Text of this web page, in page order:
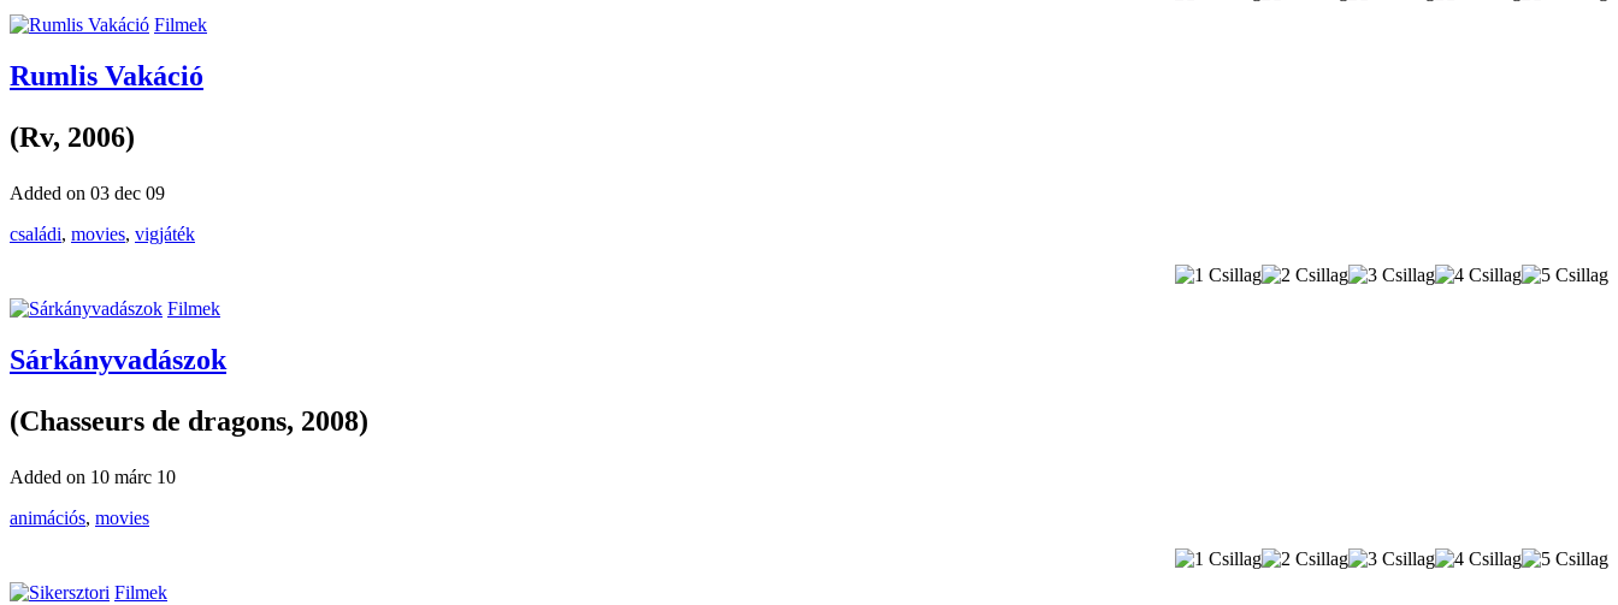
Filmek
Rumlis Vakáció
(Rv, 2006)
Added on 03 dec 09
családi, movies, vigjáték
Filmek
Sárkányvadászok
(Chasseurs de dragons, 2008)
Added on 10 márc 10
animációs, movies
Filmek